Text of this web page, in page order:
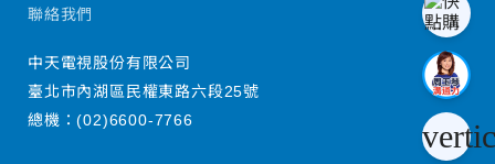
聯絡我們
中天電視股份有限公司
臺北市內湖區民權東路六段25號
總機：(02)6600-7766